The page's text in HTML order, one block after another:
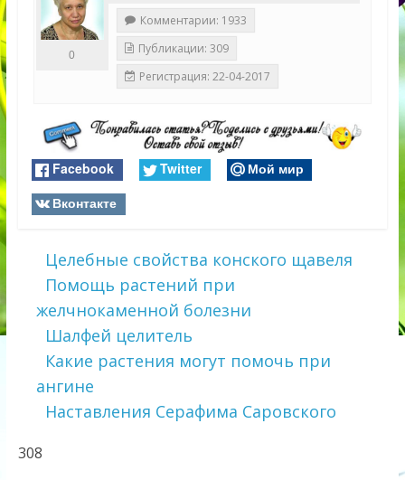
0
Комментарии: 1933
Публикации: 309
Регистрация: 22-04-2017
Facebook Twitter
Мой мир
Вконтакте
Целебные свойства конского щавеля
Помощь растений при
желчнокаменной болезни
Шалфей целитель
Какие растения могут помочь при
ангине
Наставления Серафима Саровского
308